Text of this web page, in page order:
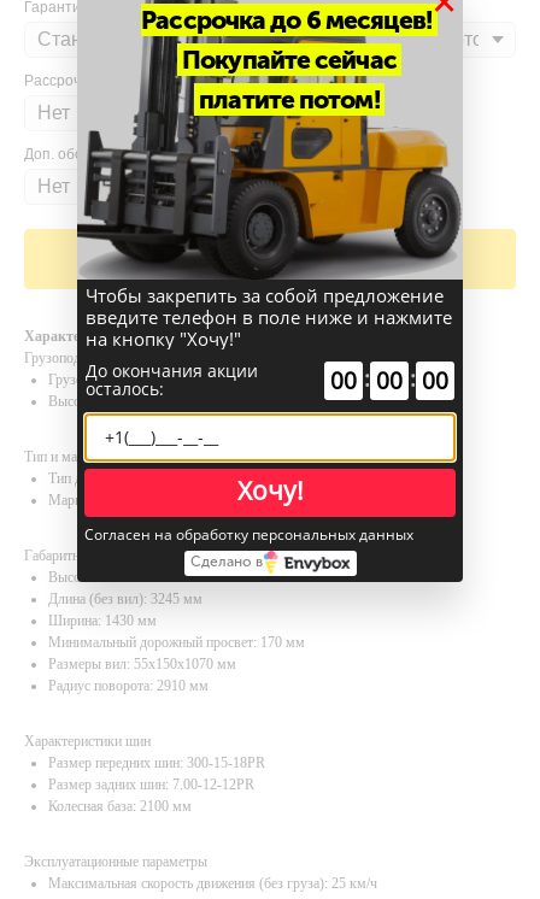
Гарантия
Рассрочка
Доп. оборудование
Добавить в корзину
Характеристики
Грузоподъемность и высота подъема
Грузоподъемность: 4500 кг
Высота подъема: 6000 мм
Тип и марка двигателя
Тип двигателя: Дизель
Марка и производитель двигателя: Perkins 1104D-44
Габаритные размеры
Высота: 2265 мм
Длина (без вил): 3245 мм
Ширина: 1430 мм
Минимальный дорожный просвет: 170 мм
Размеры вил: 55х150х1070 мм
Радиус поворота: 2910 мм
Характеристики шин
Размер передних шин: 300-15-18PR
Размер задних шин: 7.00-12-12PR
Колесная база: 2100 мм
Эксплуатационные параметры
Максимальная скорость движения (без груза): 25 км/ч
Рассрочка до 6 месяцев!
Покупайте сейчас
платите потом!
Чтобы закрепить за собой предложение
введите телефон в поле ниже и нажмите
на кнопку "Хочу!"
До окончания акции
осталось: 00 : 00 : 00
Хочу!
Согласен на обработку персональных данных
Сделано в